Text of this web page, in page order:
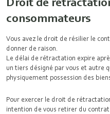
consommateurs
Vous avez le droit de résilier le
donner de raison.
Le délai de rétractation expire
un tiers désigné par vous et autre
physiquement possession des
Pour exercer le droit de
intention de vous retirer du